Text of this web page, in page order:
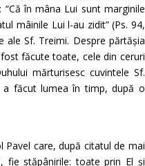
în mâna Lui sunt marginile
mâinile Lui l-au zidit” (Ps. 94,
Sf. Treimi. Despre părtășia
făcute toate, cele din ceruri
mărturisesc cuvintele Sf.
a făcut lumea în timp, după o
Pavel care, după citatul de mai
fie stăpânirile: toate prin El și